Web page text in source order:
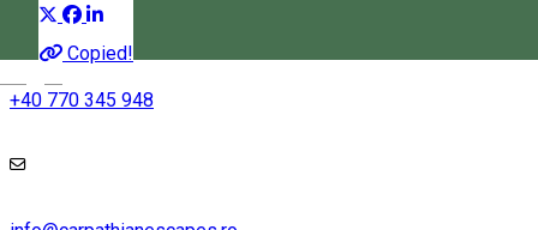
Copied!
+40 770 345 948